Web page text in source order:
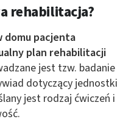
rehabilitacja?
domu pacjenta
plan rehabilitacji
jest tzw. badanie
dotyczący jednostki
jest rodzaj ćwiczeń i